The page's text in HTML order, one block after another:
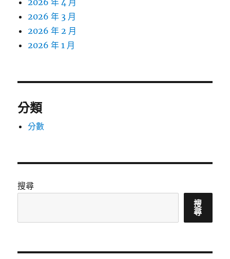
2026 年 4 月
2026 年 3 月
2026 年 2 月
2026 年 1 月
分類
分數
搜尋
搜
尋